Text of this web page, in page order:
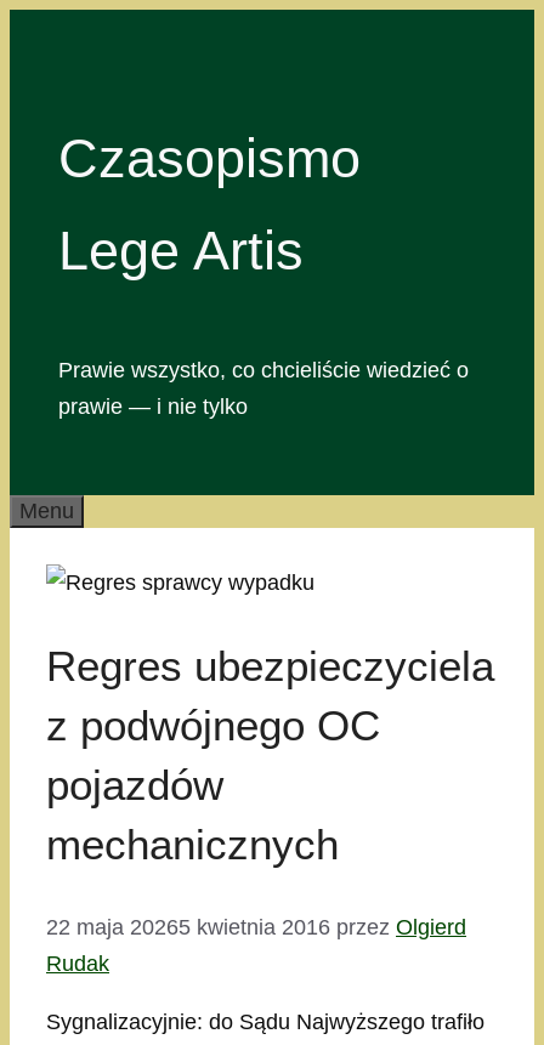
Czasopismo
Lege Artis
Prawie wszystko, co chcieliście wiedzieć o
prawie — i nie tylko
Menu
Regres ubezpieczyciela
z podwójnego OC
pojazdów
mechanicznych
22 maja 20265 kwietnia 2016 przez Olgierd
Rudak
Sygnalizacyjnie: do Sądu Najwyższego trafiło